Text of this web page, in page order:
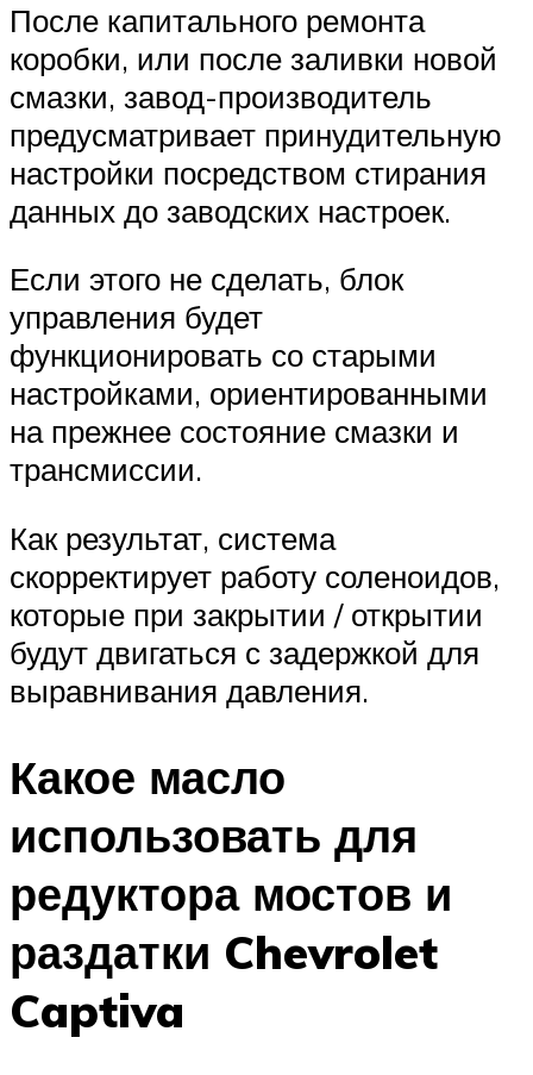
После капитального ремонта
коробки, или после заливки новой
смазки, завод-производитель
предусматривает принудительную
настройки посредством стирания
данных до заводских настроек.
Если этого не сделать, блок
управления будет
функционировать со старыми
настройками, ориентированными
на прежнее состояние смазки и
трансмиссии.
Как результат, система
скорректирует работу соленоидов,
которые при закрытии / открытии
будут двигаться с задержкой для
выравнивания давления.
Какое масло
использовать для
редуктора мостов и
раздатки Chevrolet
Captiva